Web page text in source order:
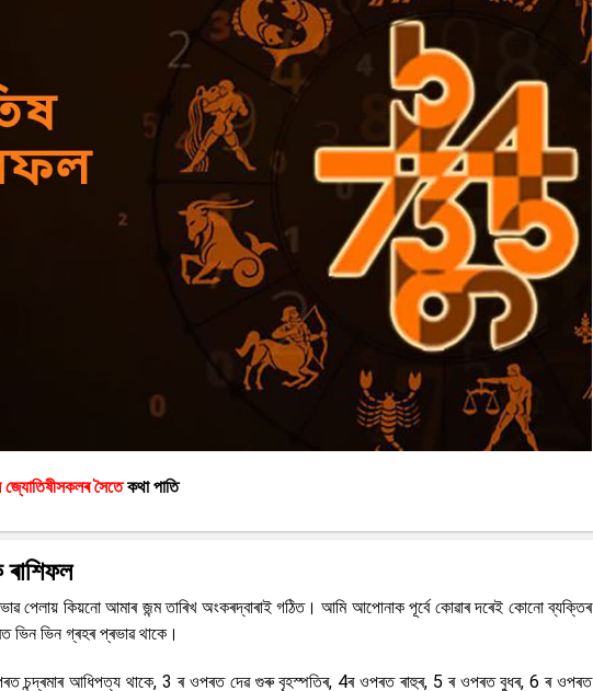
জ্যোতিষীসকলৰ সৈতেকথা পাতি
পেলায় কিয়নো আমাৰ জন্ম তাৰিখ অংকৰদ্বাৰাই গঠিত। আমি আপোনাক পূৰ্বে কোৱাৰ দৰেই কোনো ব্যক্তিৰ
ভিন গ্ৰহৰ প্ৰভাৱ থাকে।
চন্দ্ৰমাৰ আধিপত্য থাকে, 3 ৰ ওপৰত দেৱ গুৰু বৃহস্পতিৰ, 4ৰ ওপৰত ৰাহুৰ, 5 ৰ ওপৰত বুধৰ, 6 ৰ ওপৰত